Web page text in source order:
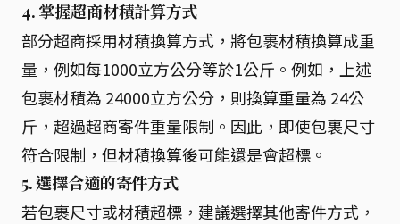
4. 掌握超商材積計算方式
部分超商採用材積換算方式，將包裹材積換算成重
量，例如每1000立方公分等於1公斤。例如，上述
包裹材積為 24000立方公分，則換算重量為 24公
斤，超過超商寄件重量限制。因此，即使包裹尺寸
符合限制，但材積換算後可能還是會超標。
5. 選擇合適的寄件方式
若包裹尺寸或材積超標，建議選擇其他寄件方式，